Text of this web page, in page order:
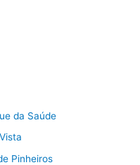
da Saúde
Pinheiros